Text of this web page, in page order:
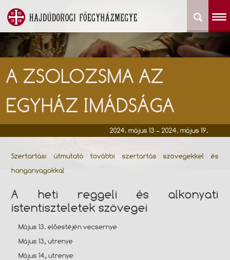
A ZSOLOZSMA AZ
EGYHÁZ IMÁDSÁGA
2024. május 13 – 2024. május 19.
Szertartási útmutató további szertartás szövegekkel és
hanganyagokkal
A heti reggeli és alkonyati
istentiszteletek szövegei
Május 13. előestéjén vecsernye
Május 13, utrenye
Május 14, utrenye